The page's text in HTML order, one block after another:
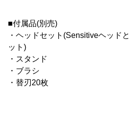
■付属品(別売)
・ヘッドセット(Sensitiveヘッド
ット)
・スタンド
・ブラシ
・替刃20枚